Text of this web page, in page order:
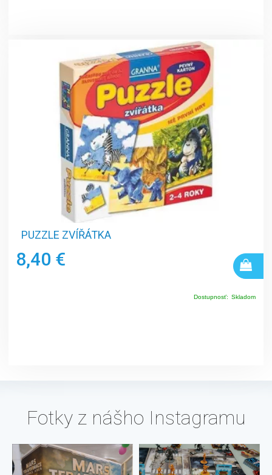
PUZZLE ZVÍŘÁTKA
8,40 €
Dostupnosť: Skladom
Fotky z nášho Instagramu